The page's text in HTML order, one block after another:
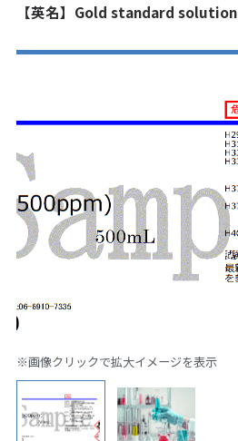
【英名】Gold standard solution
※画像クリックで拡大イメージを表示